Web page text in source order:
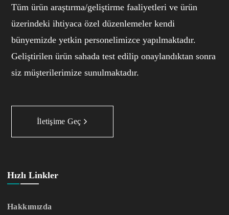
Tüm ürün araştırma/geliştirme faaliyetleri ve ürün
üzerindeki ihtiyaca özel düzenlemeler kendi
bünyemizde yetkin personelimizce yapılmaktadır.
Geliştirilen ürün sahada test edilip onaylandıktan sonra
siz müşterilerimize sunulmaktadır.
İletişime Geç
Hızlı Linkler
Hakkımızda